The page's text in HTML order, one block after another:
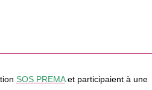
SOS PREMAet participaient à une